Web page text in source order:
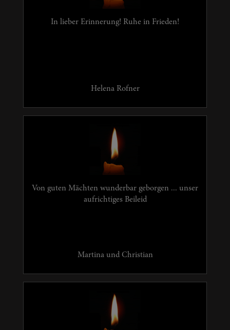
In lieber Erinnerung! Ruhe in Frieden!
Helena Rofner
Von guten Mächten wunderbar geborgen ... unser
aufrichtiges Beileid
Martina und Christian